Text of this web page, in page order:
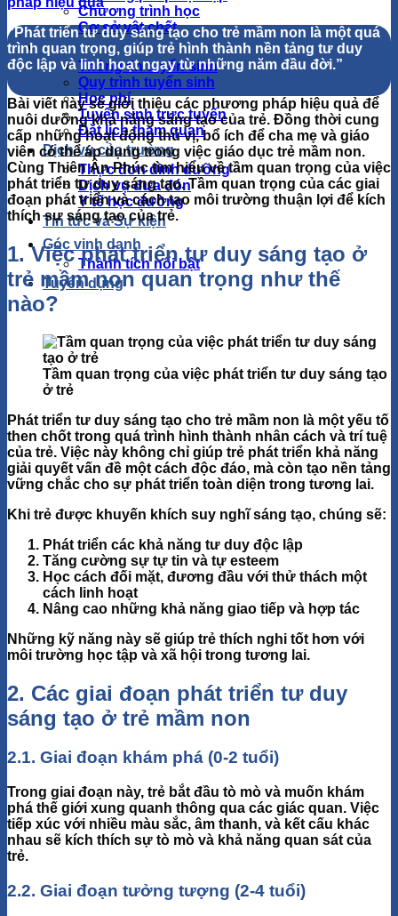
Chương trình học
Cơ sở vật chất
Tuyển sinh
Thông tin tuyển sinh
Quy trình tuyển sinh
Học phí
Tuyển sinh trực tuyến
Đặt lịch tham quan
Dịch vụ của trường
Thực đơn dinh dưỡng
Dịch vụ đưa đón
Y tế học đường
Tin tức và Sự kiện
Góc vinh danh
Thành tích nổi bật
Tuyển dụng
“Phát triển tư duy sáng tạo cho trẻ mầm non là một quá
trình quan trọng, giúp trẻ hình thành nền tảng tư duy
độc lập và linh hoạt ngay từ những năm đầu đời.”
Bài viết này sẽ giới thiệu các phương pháp hiệu quả để
nuôi dưỡng khả năng sáng tạo của trẻ. Đồng thời cung
cấp những hoạt động thú vị, bổ ích để cha mẹ và giáo
viên có thể áp dụng trong việc giáo dục trẻ mầm non.
Cùng Thiên Ân Phúc tìm hiểu về tầm quan trọng của việc
phát triển tư duy sáng tạo. Tầm quan trọng của các giai
đoạn phát triển và cách tạo môi trường thuận lợi để kích
thích sự sáng tạo của trẻ.
1. Việc phát triển tư duy sáng tạo ở
trẻ mầm non quan trọng như thế
nào?
Tầm quan trọng của việc phát triển tư duy sáng tạo
ở trẻ
Phát triển tư duy sáng tạo cho trẻ mầm non là một yếu tố
then chốt trong quá trình hình thành nhân cách và trí tuệ
của trẻ. Việc này không chỉ giúp trẻ phát triển khả năng
giải quyết vấn đề một cách độc đáo, mà còn tạo nền tảng
vững chắc cho sự phát triển toàn diện trong tương lai.
Khi trẻ được khuyến khích suy nghĩ sáng tạo, chúng sẽ:
Phát triển các khả năng tư duy độc lập
Tăng cường sự tự tin và tự esteem
Học cách đối mặt, đương đầu với thử thách một
cách linh hoạt
Nâng cao những khả năng giao tiếp và hợp tác
Những kỹ năng này sẽ giúp trẻ thích nghi tốt hơn với
môi trường học tập và xã hội trong tương lai.
2. Các giai đoạn phát triển tư duy
sáng tạo ở trẻ mầm non
2.1. Giai đoạn khám phá (0-2 tuổi)
Trong giai đoạn này, trẻ bắt đầu tò mò và muốn khám
phá thế giới xung quanh thông qua các giác quan. Việc
tiếp xúc với nhiều màu sắc, âm thanh, và kết cấu khác
nhau sẽ kích thích sự tò mò và khả năng quan sát của
trẻ.
2.2. Giai đoạn tưởng tượng (2-4 tuổi)